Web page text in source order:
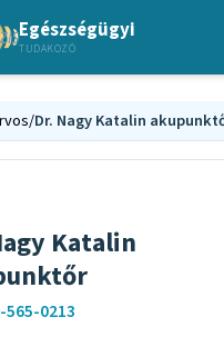
Egészségügyi
TUDAKOZÓ
/Dr. Nagy Katalin
Katalin
565-0213